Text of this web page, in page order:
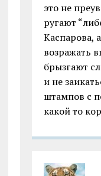
это не
ругают
Каспарова,
возражать
брызгают
и не
штампов с
какой то